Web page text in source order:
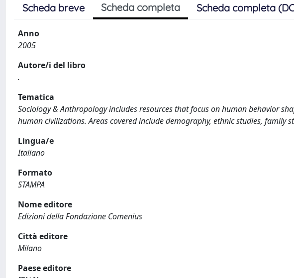
Scheda breve Scheda completa Scheda completa
Anno
2005
Autore/i del libro
.
Tematica
Sociology & Anthropology includes resources that focus on human behavior
human civilizations. Areas covered include demography, ethnic studies, family
Lingua/e
Italiano
Formato
STAMPA
Nome editore
Edizioni della Fondazione Comenius
Città editore
Milano
Paese editore